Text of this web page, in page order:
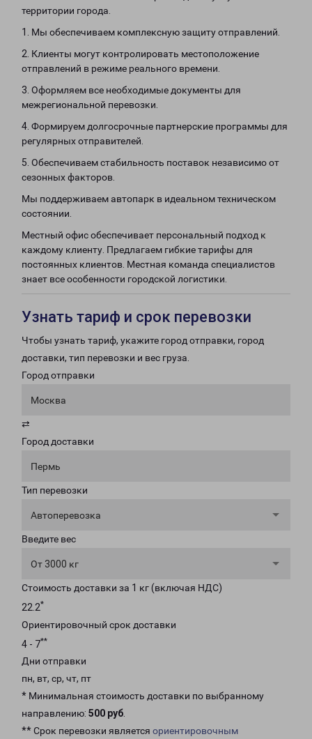
территории города.
1. Мы обеспечиваем комплексную защиту отправлений.
2. Клиенты могут контролировать местоположение
отправлений в режиме реального времени.
3. Оформляем все необходимые документы для
межрегиональной перевозки.
4. Формируем долгосрочные партнерские программы для
регулярных отправителей.
5. Обеспечиваем стабильность поставок независимо от
сезонных факторов.
Мы поддерживаем автопарк в идеальном техническом
состоянии.
Местный офис обеспечивает персональный подход к
каждому клиенту. Предлагаем гибкие тарифы для
постоянных клиентов. Местная команда специалистов
знает все особенности городской логистики.
Узнать тариф и срок перевозки
Чтобы узнать тариф, укажите город отправки, город
доставки, тип перевозки и вес груза.
Город отправки
Москва
⇄
Город доставки
Пермь
Тип перевозки
Автоперевозка
Введите вес
От 3000 кг
Стоимость доставки за 1 кг (включая НДС)
22.2*
Ориентировочный срок доставки
4 - 7**
Дни отправки
пн, вт, ср, чт, пт
* Минимальная стоимость доставки по выбранному
направлению: 500 руб.
** Срок перевозки является ориентировочным